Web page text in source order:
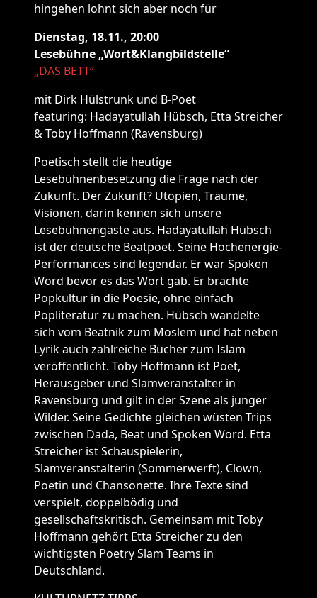
hingehen lohnt sich aber noch für
Dienstag, 18.11., 20:00
Lesebühne „Wort&Klangbildstelle“
„DAS BETT“
mit Dirk Hülstrunk und B-Poet
featuring: Hadayatullah Hübsch, Etta Streicher
& Toby Hoffmann (Ravensburg)
Poetisch stellt die heutige
Lesebühnenbesetzung die Frage nach der
Zukunft. Der Zukunft? Utopien, Träume,
Visionen, darin kennen sich unsere
Lesebühnengäste aus. Hadayatullah Hübsch
ist der deutsche Beatpoet. Seine Hochenergie-
Performances sind legendär. Er war Spoken
Word bevor es das Wort gab. Er brachte
Popkultur in die Poesie, ohne einfach
Popliteratur zu machen. Hübsch wandelte
sich vom Beatnik zum Moslem und hat neben
Lyrik auch zahlreiche Bücher zum Islam
veröffentlicht. Toby Hoffmann ist Poet,
Herausgeber und Slamveranstalter in
Ravensburg und gilt in der Szene als junger
Wilder. Seine Gedichte gleichen wüsten Trips
zwischen Dada, Beat und Spoken Word. Etta
Streicher ist Schauspielerin,
Slamveranstalterin (Sommerwerft), Clown,
Poetin und Chansonette. Ihre Texte sind
verspielt, doppelbödig und
gesellschaftskritisch. Gemeinsam mit Toby
Hoffmann gehört Etta Streicher zu den
wichtigsten Poetry Slam Teams in
Deutschland.